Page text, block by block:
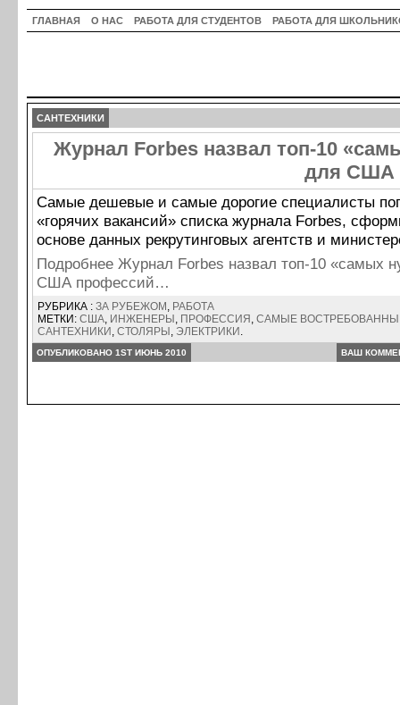
ГЛАВНАЯ О НАС РАБОТА ДЛЯ СТУДЕНТОВ РАБОТА ДЛЯ
САНТЕХНИКИ
Журнал Forbes назвал топ-10
для США
Самые дешевые и самые дорогие специалисты
«горячих вакансий» списка журнала Forbes,
основе данных рекрутинговых агентств и
Подробнее Журнал Forbes назвал топ-10 «самых
США профессий…
РУБРИКА : ЗА РУБЕЖОМ , РАБОТА
МЕТКИ: США, ИНЖЕНЕРЫ , ПРОФЕССИЯ , САМЫЕ
САНТЕХНИКИ , СТОЛЯРЫ , ЭЛЕКТРИКИ .
ОПУБЛИКОВАНО 1ST ИЮНЬ 2010 ВАШ